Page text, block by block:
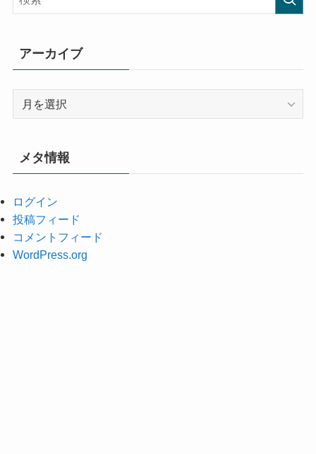
アーカイブ
メタ情報
ログイン
投稿フィード
コメントフィード
WordPress.org